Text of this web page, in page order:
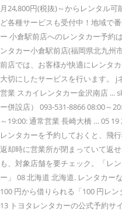
月24,800円(税抜)～からレンタル
ど各種サービスも受付中！地域で
ー 小倉駅前店へのレンタカー予約
ンタカー小倉駅前店(福岡県北九州
前店では、お客様が快適にレンタ
大切にしたサービスを行います。 j
営業 スカイレンタカー金沢南店 ...
ー併設店） 093-531-8866 08:00～
～19:00: 通常営業 長崎大橋 … 05
レンタカーを予約しておくと、飛
返却時に営業所が閉まっていて返
も、対象店舗を要チェック。「レ
ー」 08 北海道 北海道. レンタカー
100 円から借りられる「100 円レ
13 トヨタレンタカーの公式予約サ